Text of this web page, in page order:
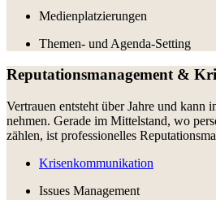
Medienplatzierungen
Themen- und Agenda-Setting
Reputationsmanagement &
Vertrauen entsteht über Jahre und kann
nehmen. Gerade im Mittelstand, wo
zählen, ist professionelles
Krisenkommunikation
Issues Management